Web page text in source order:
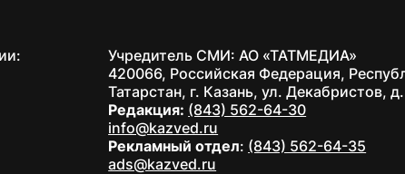
Учредитель СМИ: АО «ТАТМЕДИА»
420066, Российская Федерация,
Татарстан, г. Казань, ул. Декабристов,
Редакция: (843) 562-64-30
info@kazved.ru
Рекламный отдел: (843) 562-64-35
ads@kazved.ru